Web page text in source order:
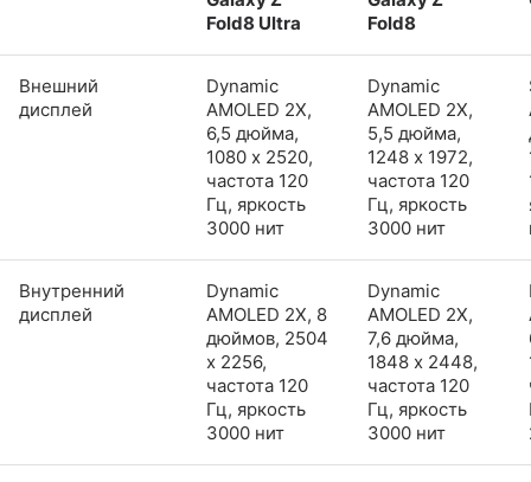
Fold8 Ultra
Fold8
Внешний
дисплей
Dynamic
AMOLED 2X,
6,5 дюйма,
1080 x 2520,
частота 120
Гц, яркость
3000 нит
Dynamic
AMOLED 2X,
5,5 дюйма,
1248 x 1972,
частота 120
Гц, яркость
3000 нит
Внутренний
дисплей
Dynamic
AMOLED 2X, 8
дюймов, 2504
x 2256,
частота 120
Гц, яркость
3000 нит
Dynamic
AMOLED 2X,
7,6 дюйма,
1848 x 2448,
частота 120
Гц, яркость
3000 нит